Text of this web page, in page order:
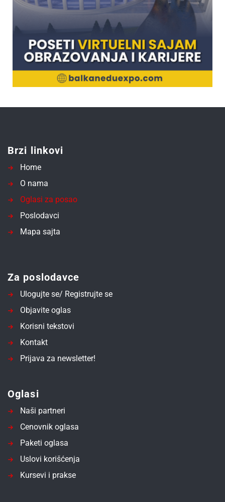
Brzi linkovi
Home
O nama
Oglasi za posao
Poslodavci
Mapa sajta
Za poslodavce
Ulogujte se/ Registrujte se
Objavite oglas
Korisni tekstovi
Kontakt
Prijava za newsletter!
Oglasi
Naši partneri
Cenovnik oglasa
Paketi oglasa
Uslovi korišćenja
Kursevi i prakse